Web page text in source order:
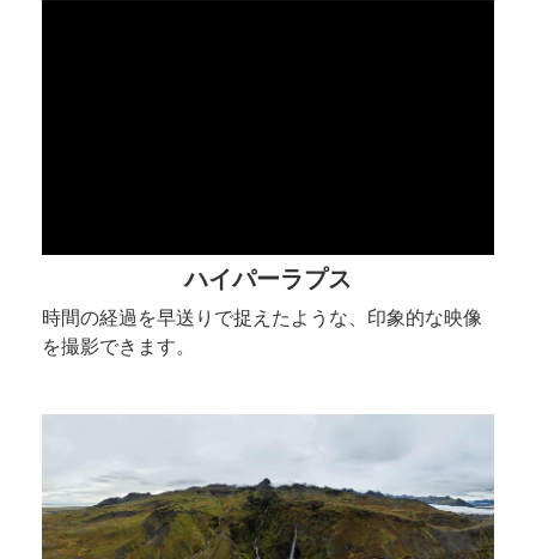
ハイパーラプス
時間の経過を早送りで捉えたような、印象的な映像
を撮影できます。